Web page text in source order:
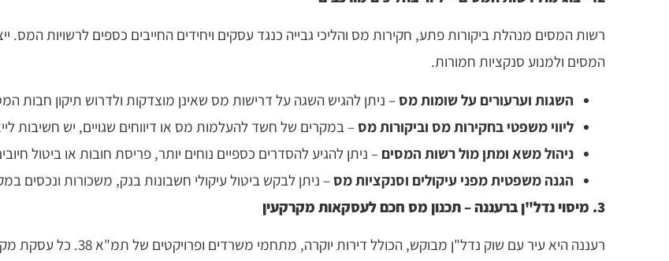
רשות המסים מנהלת ביקורות פתע, חקירות מס והליכי גבייה כנגד עסקים ויחידים החייבים כספים לרשויות המס.
המסים ולמנוע סנקציות חמורות.
השגות וערעורים על שומות מס– ניתן להגיש השגה על דרישות מס שאינן מוצדקות ולדרוש תיקון חבות
ליווי משפטי בחקירות מס וביקורות מס– במקרים של חשד להעלמות מס או דיווחים שגויים, יש חשיבות
ניהול משא ומתן מול רשות המסים – ניתן להגיע להסדרים כספיים נוחים יותר, פריסת חובות או ביטול
הגנה משפטית מפני עיקולים וסנקציות מס– ניתן לבקש ביטול עיקולי חשבונות בנק, משכורות ונכסים
3. מיסוי נדל"ן ברעננה – תכנון מס חכם לעסקאות מקרקעין
רעננה היא עיר עם שוק נדל"ן